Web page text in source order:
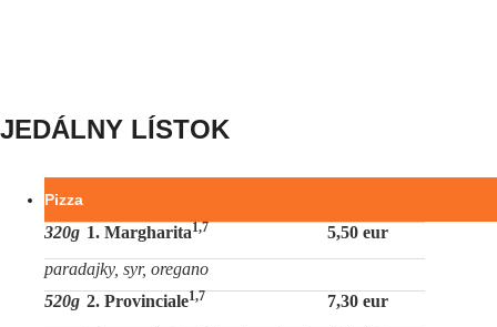
JEDÁLNY LÍSTOK
Pizza
320g 1. Margharita1,7
5,50 eur
paradajky, syr, oregano
520g 2. Provinciale1,7
7,30 eur